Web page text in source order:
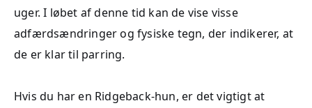
uger. I løbet af denne tid kan de vise visse
adfærdsændringer og fysiske tegn, der indikerer, at
de er klar til parring.
Hvis du har en Ridgeback-hun, er det vigtigt at